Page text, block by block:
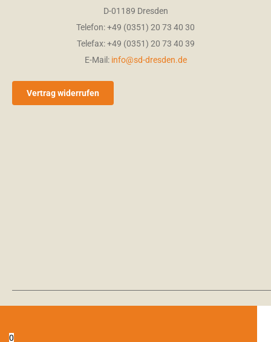
D-01189 Dresden
Telefon: +49 (0351) 20 73 40 30
Telefax: +49 (0351) 20 73 40 39
E-Mail: info@sd-dresden.de
Vertrag widerrufen
0